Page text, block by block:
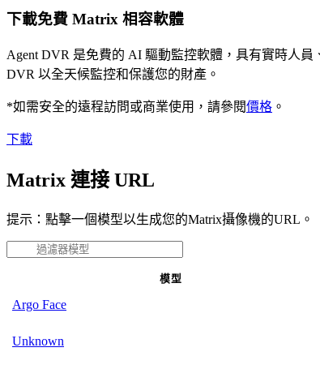
下載免費 Matrix 相容軟體
Agent DVR 是免費的 AI 驅動監控軟體，具有實時人
DVR 以全天候監控和保護您的財產。
*如需安全的遠程訪問或商業使用，請參閱價格 。
下載
Matrix 連接 URL
提示：點擊一個模型以生成您的Matrix攝像機的URL。
模型
Argo Face
Unknown